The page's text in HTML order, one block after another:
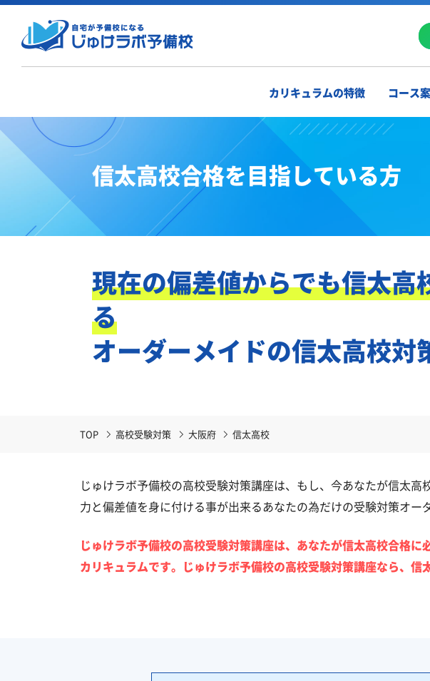
カリキュラムの特徴 コース
信太高校合格を目指している方
現在の偏差値からでも信太高
る
オーダーメイドの信太高校対
TOP 高校受験対策 大阪府 信太高校
じゅけラボ予備校の高校受験対策講座は、もし、今あなたが信太
力と偏差値を身に付ける事が出来るあなたの為だけの受験対策オー
じゅけラボ予備校の高校受験対策講座は、あなたが信太高校合格
カリキュラムです。じゅけラボ予備校の高校受験対策講座なら、